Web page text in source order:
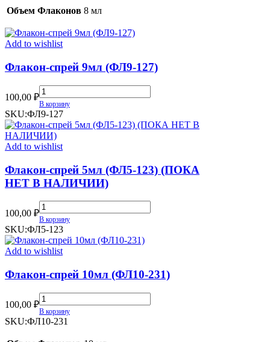
СО
(ФЛ8-
28)
quantity
Объем Флаконов 8 мл
Add to wishlist
Флакон-спрей 9мл (ФЛ9-127)
100,00 ₽
Флакон-
спрей
9мл
(ФЛ9-
127)
quantity
В корзину
SKU:ФЛ9-127
Add to wishlist
Флакон-спрей 5мл (ФЛ5-123) (ПОКА
НЕТ В НАЛИЧИИ)
100,00 ₽
Флакон-
спрей
5мл
(ФЛ5-
123)
В
НАЛИЧИИ)
quantity
В корзину
SKU:ФЛ5-123
Add to wishlist
Флакон-спрей 10мл (ФЛ10-231)
100,00 ₽
Флакон-
спрей
10мл
В корзину
SKU:ФЛ10-231